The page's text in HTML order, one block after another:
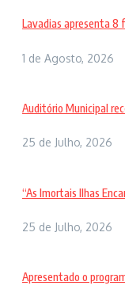
Lavadias apresenta 8
1 de Agosto, 2026
Auditório Municipal
25 de Julho, 2026
“As Imortais Ilhas
25 de Julho, 2026
Apresentado o